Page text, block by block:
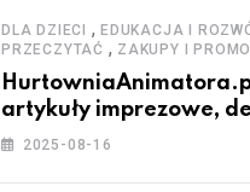
DLA DZIECI , EDUKACJA I
PRZECZYTAĆ , ZAKUPY I
artykuły imprezowe,
stroje i akcesoria dla
2025-08-16